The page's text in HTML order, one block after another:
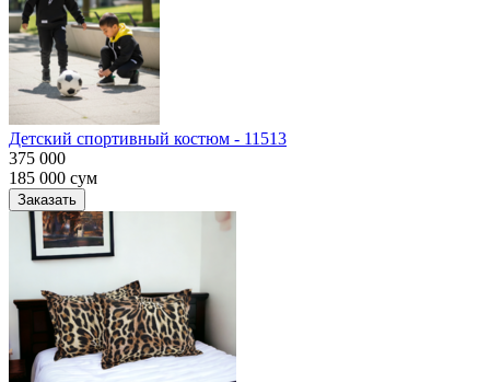
Детский спортивный костюм - 11513
375 000
185 000 сум
Заказать